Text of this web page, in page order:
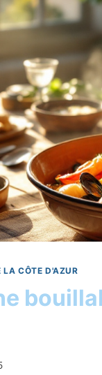
LA CÔTE D'AZUR